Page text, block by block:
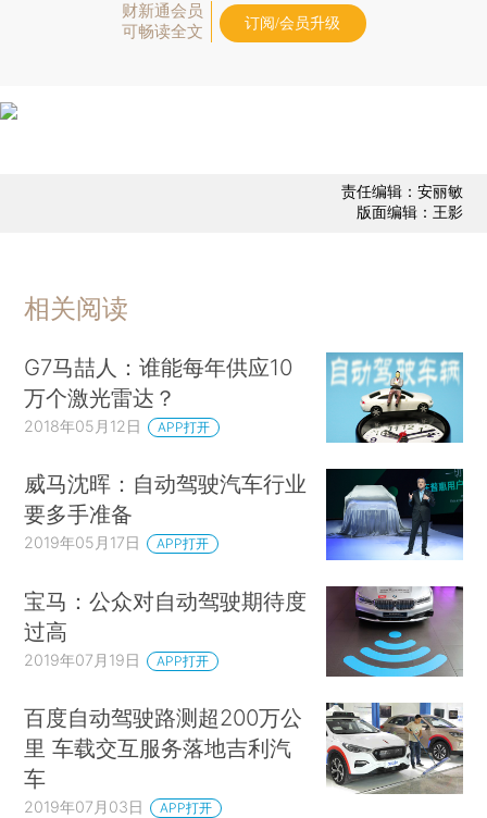
财新通会员
可畅读全文
订阅/会员升级
责任编辑：安丽敏
版面编辑：王影
相关阅读
G7马喆人：谁能每年供应10
万个激光雷达？
2018年05月12日 APP打开
威马沈晖：自动驾驶汽车行业
要多手准备
2019年05月17日 APP打开
宝马：公众对自动驾驶期待度
过高
2019年07月19日 APP打开
百度自动驾驶路测超200万公
里 车载交互服务落地吉利汽
车
2019年07月03日 APP打开